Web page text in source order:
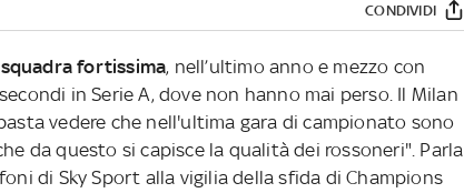
CONDIVIDI
fortissima, nell’ultimo anno e mezzo con
in Serie A, dove non hanno mai perso. Il Milan
vedere che nell'ultima gara di campionato sono
da questo si capisce la qualità dei rossoneri". Parla
di Sky Sport alla vigilia della sfida di Champions